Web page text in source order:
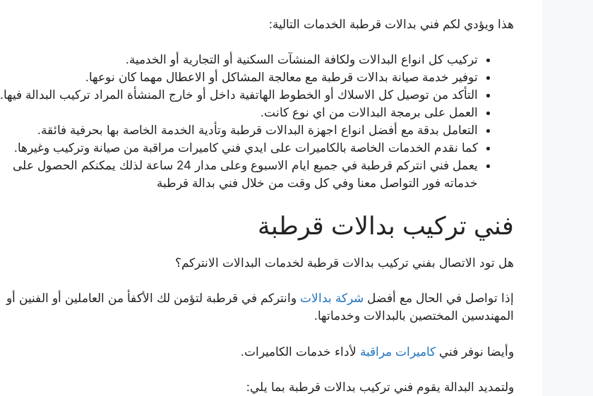
هذا ويؤدي لكم فني بدالات قرطبة الخدمات التالية:
تركيب كل انواع البدالات ولكافة المنشآت السكنية أو التجارية أو الخدمية.
توفير خدمة صيانة بدالات قرطبة مع معالجة المشاكل أو الاعطال مهما كان نوعها.
التأكد من توصيل كل الاسلاك أو الخطوط الهاتفية داخل أو خارج المنشأة المراد تركيب البدالة فيها.
العمل على برمجة البدالات من اي نوع كانت.
التعامل بدقة مع أفضل انواع اجهزة البدالات قرطبة وتأدية الخدمة الخاصة بها بحرفية فائقة.
كما نقدم الخدمات الخاصة بالكاميرات على ايدي فني كاميرات مراقبة من صيانة وتركيب وغيرها.
يعمل فني انتركم قرطبة في جميع ايام الاسبوع وعلى مدار 24 ساعة لذلك يمكنكم الحصول على
خدماته فور التواصل معنا وفي كل وقت من خلال فني بدالة قرطبة
فني تركيب بدالات قرطبة
هل تود الاتصال بفني تركيب بدالات قرطبة لخدمات البدالات الانتركم؟
إذا تواصل في الحال مع أفضل شركة بدالات وانتركم في قرطبة لتؤمن لك الأكفأ من العاملين أو الفنين أو
المهندسين المختصين بالبدالات وخدماتها.
وأيضا نوفر فني كاميرات مراقبة لأداء خدمات الكاميرات.
ولتمديد البدالة يقوم فني تركيب بدالات قرطبة بما يلي: